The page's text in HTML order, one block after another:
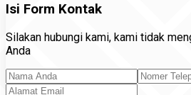
Isi Form Kontak
Silakan hubungi kami, kami tidak
Anda